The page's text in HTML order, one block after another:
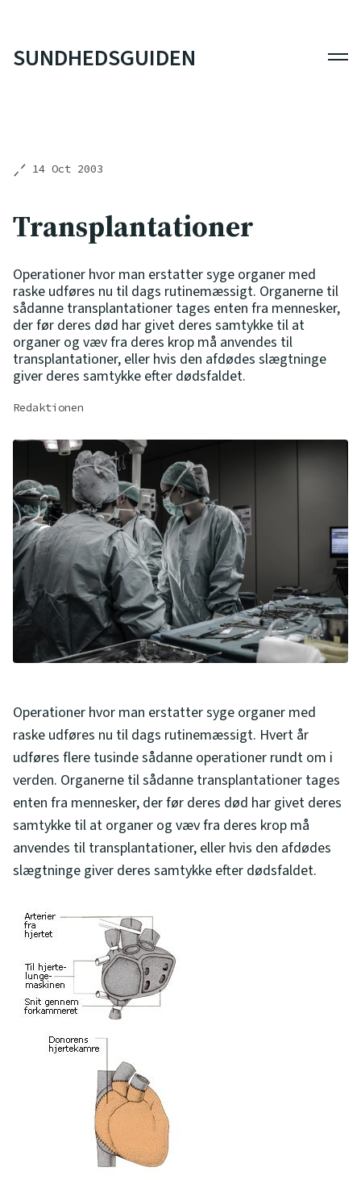
SUNDHEDSGUIDEN
14 Oct 2003
Transplantationer
Operationer hvor man erstatter syge organer med
raske udføres nu til dags rutinemæssigt. Organerne til
sådanne transplantationer tages enten fra mennesker,
der før deres død har givet deres samtykke til at
organer og væv fra deres krop må anvendes til
transplantationer, eller hvis den afdødes slægtninge
giver deres samtykke efter dødsfaldet.
Redaktionen
Operationer hvor man erstatter syge organer med
raske udføres nu til dags rutinemæssigt. Hvert år
udføres flere tusinde sådanne operationer rundt om i
verden. Organerne til sådanne transplantationer tages
enten fra mennesker, der før deres død har givet deres
samtykke til at organer og væv fra deres krop må
anvendes til transplantationer, eller hvis den afdødes
slægtninge giver deres samtykke efter dødsfaldet.